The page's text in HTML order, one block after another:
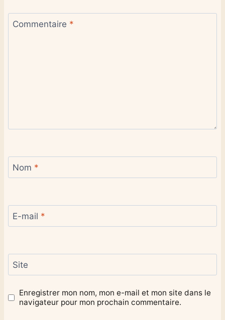
Commentaire *
Nom *
E-mail *
Site
Enregistrer mon nom, mon e-mail et mon site dans le
navigateur pour mon prochain commentaire.